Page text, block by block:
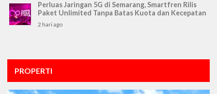
Perluas Jaringan 5G di Semarang, Smartfren Rilis
Paket Unlimited Tanpa Batas Kuota dan Kecepatan
2 hari ago
PROPERTI